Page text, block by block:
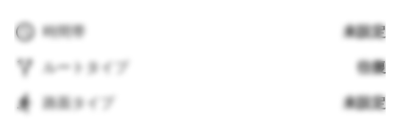
時間帯 未設定
ルートタイプ 往復
路面タイプ 未設定